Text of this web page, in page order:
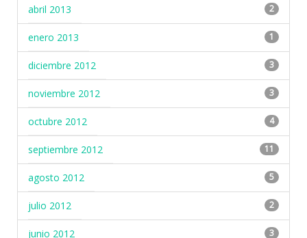
abril 2013 2
enero 2013 1
diciembre 2012 3
noviembre 2012 3
octubre 2012 4
septiembre 2012 11
agosto 2012 5
julio 2012 2
junio 2012 3